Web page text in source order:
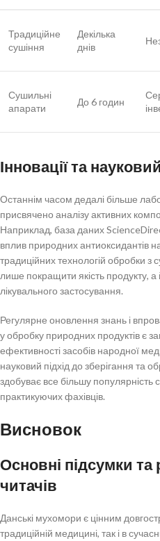
Традиційне
сушіння
Декілька
днів
Сушильні
апарати
До 6 годин
Інновації та
Останнім часом дедалі більше
присвячено аналізу активних
Наприклад, база даних
вплив природних антиоксидантів
традиційних технологій обробки
лише покращити якість продукту,
лікувального застосування.
Регулярне оновлення знань і
у обробку природних продуктів є
ефективності засобів народної
науковий підхід до зберігання та
здобуває все більшу популярність
практикуючих фахівців.
Висновок
Основні підсумки та
читачів
Данські мухомори є цінним
традиційній медицині, так і в